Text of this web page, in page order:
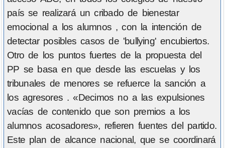
país se realizará un cribado de bienestar
emocional a los alumnos , con la intención de
detectar posibles casos de 'bullying' encubiertos.
Otro de los puntos fuertes de la propuesta del
PP se basa en que desde las escuelas y los
tribunales de menores se refuerce la sanción a
los agresores . «Decimos no a las expulsiones
vacías de contenido que son premios a los
alumnos acosadores», refieren fuentes del partido.
Este plan de alcance nacional, que se coordinará